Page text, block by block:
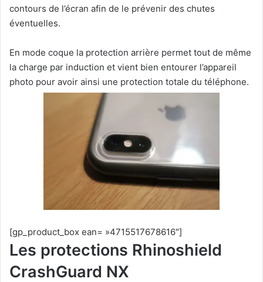
contours de l’écran afin de le prévenir des chutes
éventuelles.
En mode coque la protection arrière permet tout de même
la charge par induction et vient bien entourer l’appareil
photo pour avoir ainsi une protection totale du téléphone.
[gp_product_box ean= »4715517678616″]
Les protections Rhinoshield
CrashGuard NX